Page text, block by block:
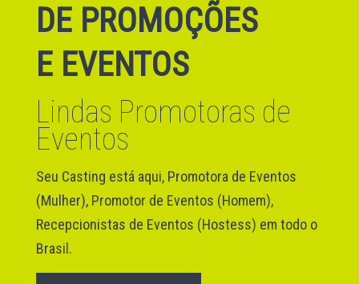
DE PROMOÇÕES
E EVENTOS
Lindas Promotoras de
Eventos
Seu Casting está aqui, Promotora de Eventos
(Mulher), Promotor de Eventos (Homem),
Recepcionistas de Eventos (Hostess) em todo o
Brasil.